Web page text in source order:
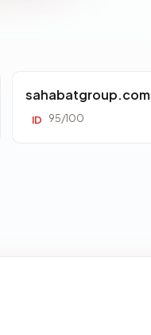
sahabatgroup.com
ID 95/100